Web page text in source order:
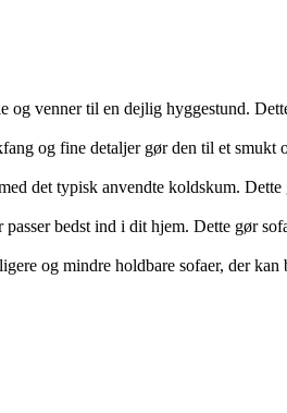
venner til en dejlig hyggestund.
og fine detaljer gør den til et
det typisk anvendte koldskum.
bedst ind i dit hjem. Dette gør
og mindre holdbare sofaer, der